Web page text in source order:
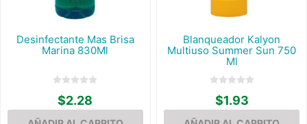
Desinfectante Mas Brisa
Marina 830Ml
$2.28
Blanqueador Kalyon
Multiuso Summer Sun 750
Ml
$1.93